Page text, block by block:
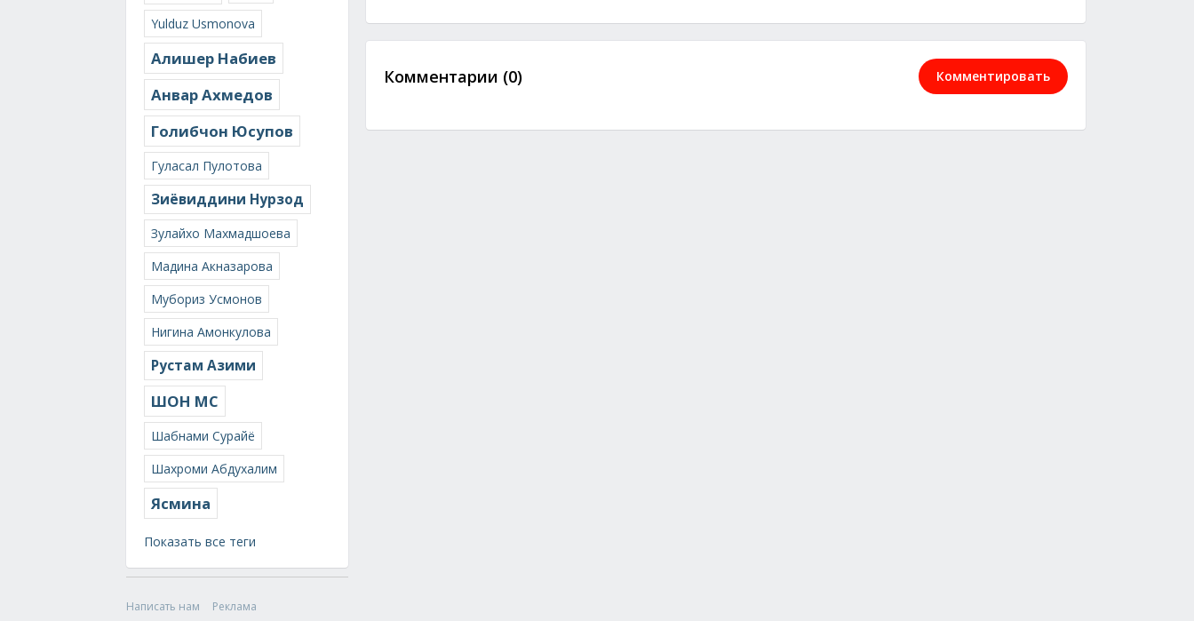
Yulduz Usmonova
Алишер Набиев
Анвар Ахмедов
Голибчон Юсупов
Гуласал Пулотова
Зиёвиддини Нурзод
Зулайхо Махмадшоева
Мадина Акназарова
Мубориз Усмонов
Нигина Амонкулова
Рустам Азими
ШОН МС
Шабнами Сурайё
Шахроми Абдухалим
Ясмина
Показать все теги
Написать нам
Реклама
Комментарии (0) Комментировать